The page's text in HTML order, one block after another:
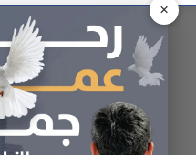
ابحث
الموقع
باستخدام 26
الرئيسية
×